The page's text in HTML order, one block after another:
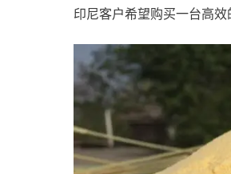
印尼客户希望购买一台高效